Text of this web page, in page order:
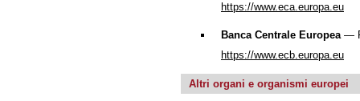
https://www.eca.europa.eu
Banca Centrale Europea—
https://www.ecb.europa.eu
Altri organi e organismi europei